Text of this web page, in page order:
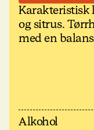
Karakteristisk
og sitrus.
med en
Alkohol